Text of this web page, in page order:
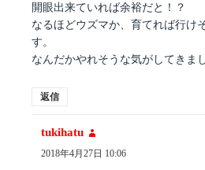
開眼出来ていれば余裕だと！？
なるほどウズマか、育てれば行け
す。
なんだかやれそうな気がしてきま
返信
tukihatu
り:
2018年4月27日 10:06